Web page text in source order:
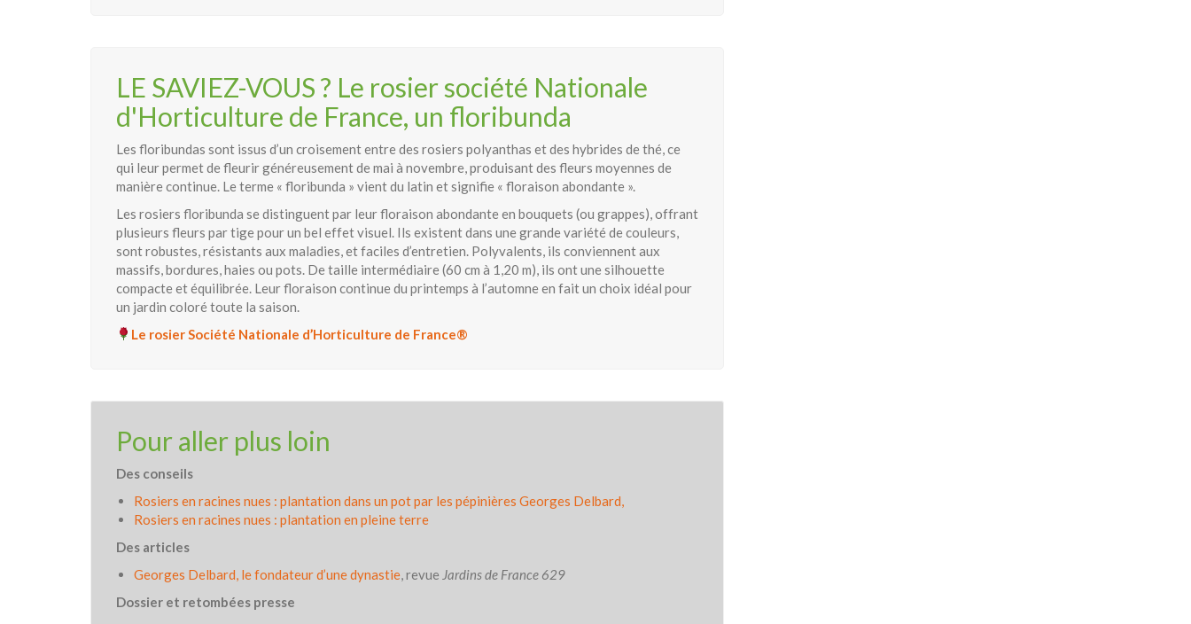
LE SAVIEZ-VOUS ? Le rosier société Nationale
d'Horticulture de France, un floribunda
Les floribundas sont issus d’un croisement entre des rosiers polyanthas et des hybrides de thé, ce
qui leur permet de fleurir généreusement de mai à novembre, produisant des fleurs moyennes de
manière continue. Le terme « floribunda » vient du latin et signifie « floraison abondante ».
Les rosiers floribunda se distinguent par leur floraison abondante en bouquets (ou grappes), offrant
plusieurs fleurs par tige pour un bel effet visuel. Ils existent dans une grande variété de couleurs,
sont robustes, résistants aux maladies, et faciles d’entretien. Polyvalents, ils conviennent aux
massifs, bordures, haies ou pots. De taille intermédiaire (60 cm à 1,20 m), ils ont une silhouette
compacte et équilibrée. Leur floraison continue du printemps à l’automne en fait un choix idéal pour
un jardin coloré toute la saison.
Le rosier Société Nationale d’Horticulture de France®
Pour aller plus loin
Des conseils
Rosiers en racines nues : plantation dans un pot par les pépinières Georges Delbard,
Rosiers en racines nues : plantation en pleine terre
Des articles
Georges Delbard, le fondateur d’une dynastie, revue Jardins de France 629
Dossier et retombées presse